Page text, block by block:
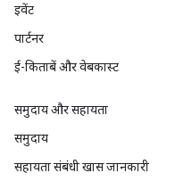
इवेंट
पार्टनर
ई-किताबें और वेबकास्ट
समुदाय और सहायता
समुदाय
सहायता संबंधी खास जानकारी